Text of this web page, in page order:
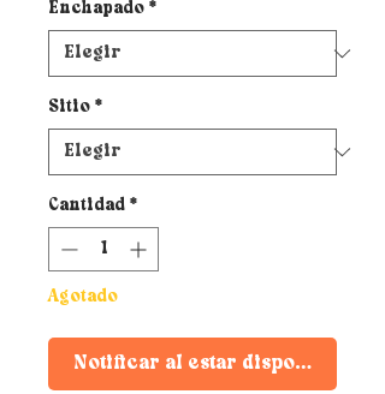
Enchapado *
Sitio *
Cantidad *
Agotado
Notificar al estar disponible